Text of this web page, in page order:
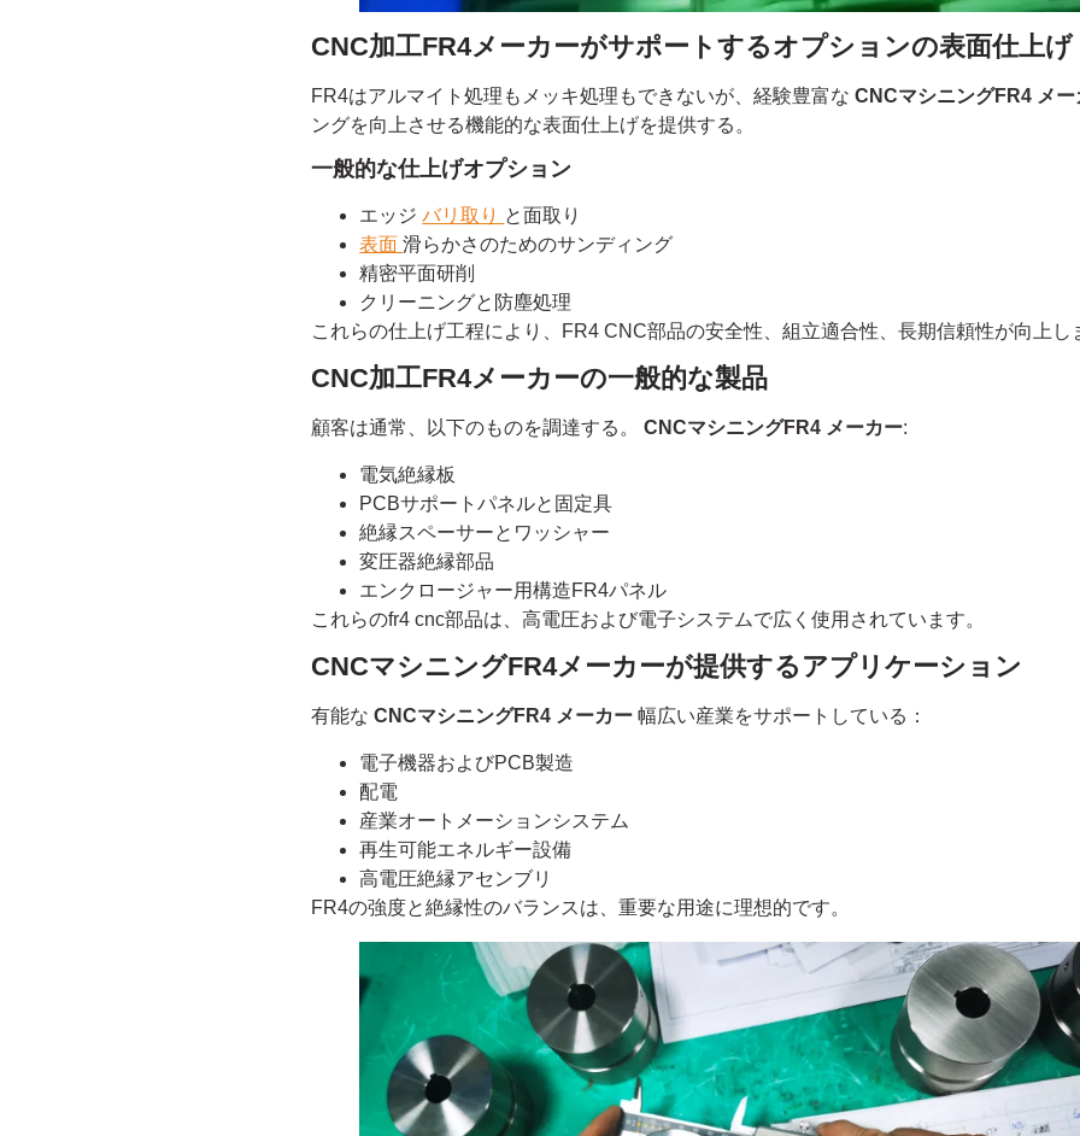
CNC加工FR4メーカーがサポートするオプションの表面仕上げ
FR4はアルマイト処理もメッキ処理もできないが、経験豊富なCNCマシニングFR4 メー
ングを向上させる機能的な表面仕上げを提供する。
一般的な仕上げオプション
エッジバリ取り と面取り
表面滑らかさのためのサンディング
精密平面研削
クリーニングと防塵処理
これらの仕上げ工程により、FR4 CNC部品の安全性、組立適合性、長期信頼性が向上し
CNC加工FR4メーカーの一般的な製品
顧客は通常、以下のものを調達する。CNCマシニングFR4 メーカー:
電気絶縁板
PCBサポートパネルと固定具
絶縁スペーサーとワッシャー
変圧器絶縁部品
エンクロージャー用構造FR4パネル
これらのfr4 cnc部品は、高電圧および電子システムで広く使用されています。
CNCマシニングFR4メーカーが提供するアプリケーション
有能なCNCマシニングFR4 メーカー 幅広い産業をサポートしている：
電子機器およびPCB製造
配電
産業オートメーションシステム
再生可能エネルギー設備
高電圧絶縁アセンブリ
FR4の強度と絶縁性のバランスは、重要な用途に理想的です。